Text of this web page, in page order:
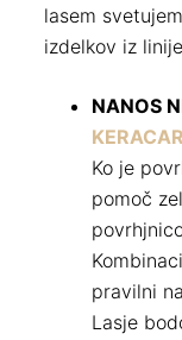
lasem
izdelkov iz
NANOS
Ko je
pomoč
pravilni
Lasje